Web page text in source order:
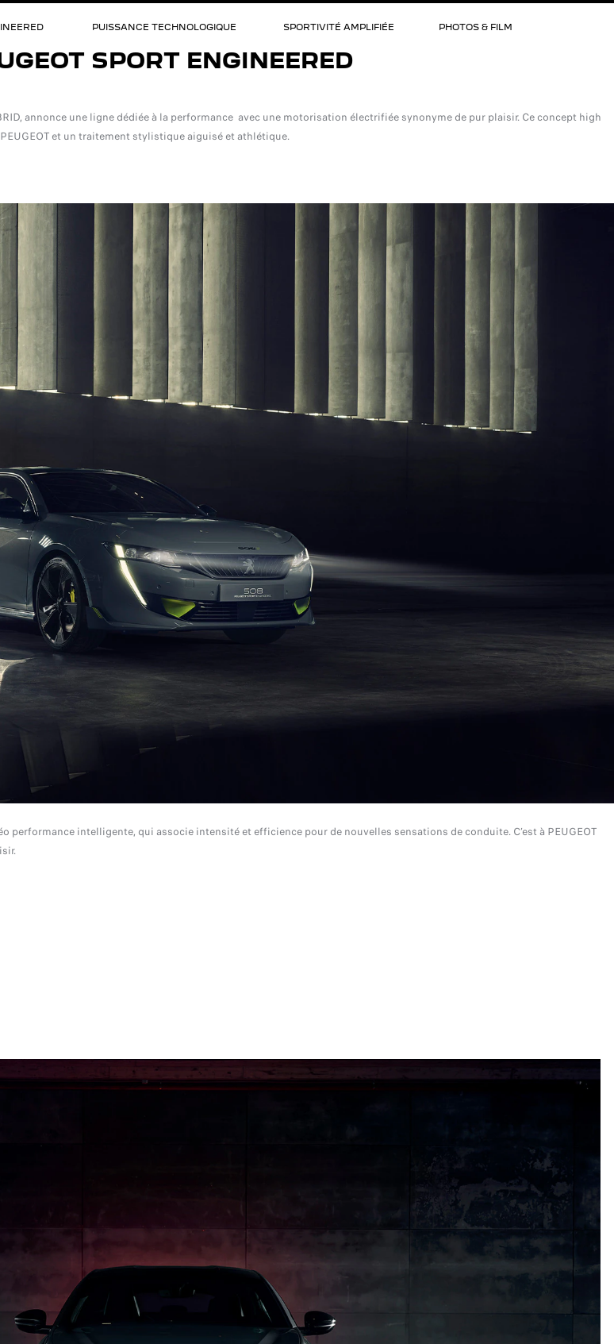
PUISSANCE TECHNOLOGIQUE SPORTIVITÉ AMPLIFIÉE PHOTOS & FILM
SPORT ENGINEERED
annonce une ligne dédiée à la performance avec une motorisation électrifiée synonyme de pur plaisir. Ce concept high
et un traitement stylistique aiguisé et athlétique.
performance intelligente, qui associe intensité et efficience pour de nouvelles sensations de conduite. C’est à PEUGEOT